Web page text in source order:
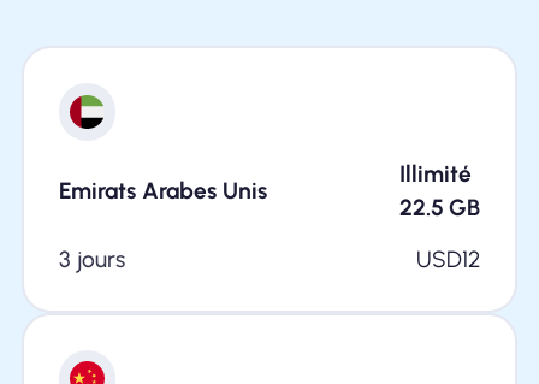
Emirats Arabes Unis
Illimité
22.5 GB
3 jours
USD12